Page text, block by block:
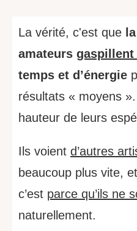
La vérité, c'est que
amateurs gaspillent
temps et d’énergie
résultats « moyens
hauteur de leurs
Ils voient d’autres
beaucoup plus vite,
c’est parce qu’ils ne
naturellement.